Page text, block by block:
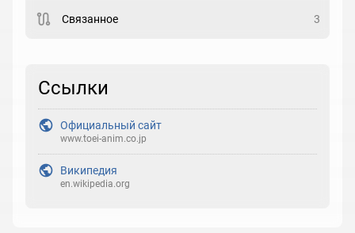
Реакция
Связанное 3
Ссылки
Официальный сайт
www.toei-anim.co.jp
Википедия
en.wikipedia.org